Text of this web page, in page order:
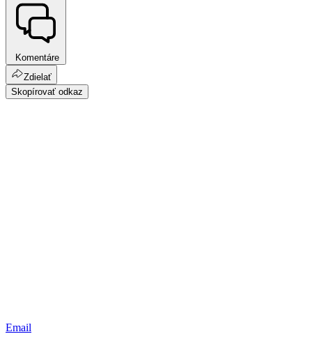
Komentáre
Zdielať
Skopírovať odkaz
Email